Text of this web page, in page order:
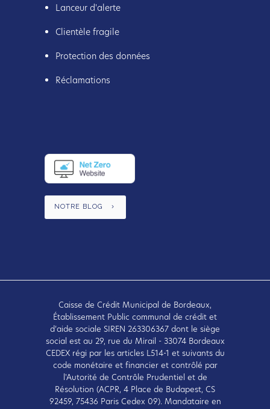
Lanceur d'alerte
Clientèle fragile
Protection des données
Réclamations
NOTRE BLOG
Caisse de Crédit Municipal de Bordeaux,
Établissement Public communal de crédit et
d’aide sociale SIREN 263306367 dont le siège
social est au 29, rue du Mirail - 33074 Bordeaux
CEDEX régi par les articles L514-1 et suivants du
code monétaire et financier et contrôlé par
l'Autorité de Contrôle Prudentiel et de
Résolution (ACPR, 4 Place de Budapest, CS
92459, 75436 Paris Cedex 09). Mandataire en